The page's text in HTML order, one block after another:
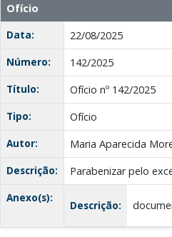
Ofício
Data:
22/08/2025
Número:
142/2025
Título:
Ofício nº 142/2025
Tipo:
Ofício
Autor:
Maria Aparecida
Descrição:
Parabenizar pelo
Anexo(s):
Descrição: